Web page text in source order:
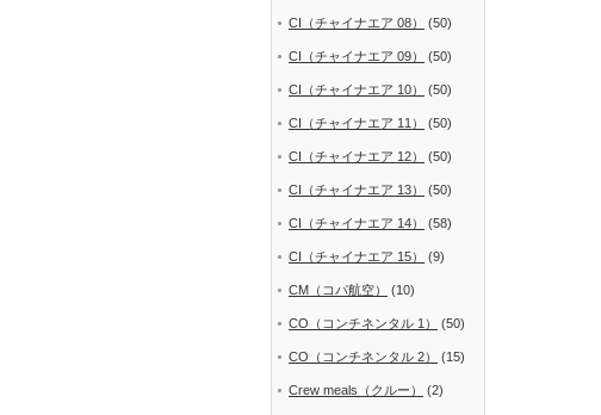
CI（チャイナエア 08） (50)
CI（チャイナエア 09） (50)
CI（チャイナエア 10） (50)
CI（チャイナエア 11） (50)
CI（チャイナエア 12） (50)
CI（チャイナエア 13） (50)
CI（チャイナエア 14） (58)
CI（チャイナエア 15） (9)
CM（コパ航空） (10)
CO（コンチネンタル 1） (50)
CO（コンチネンタル 2） (15)
Crew meals（クルー） (2)